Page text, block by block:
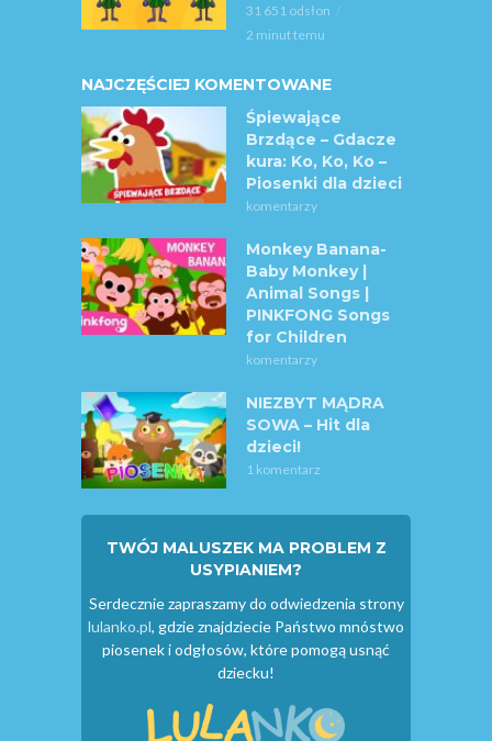
31 651 odsłon
2 minut temu
NAJCZĘŚCIEJ KOMENTOWANE
Śpiewające
Brzdące – Gdacze
kura: Ko, Ko, Ko –
Piosenki dla dzieci
komentarzy
Monkey Banana-
Baby Monkey |
Animal Songs |
PINKFONG Songs
for Children
komentarzy
NIEZBYT MĄDRA
SOWA – Hit dla
dzieci!
1 komentarz
TWÓJ MALUSZEK MA PROBLEM Z
USYPIANIEM?
Serdecznie zapraszamy do odwiedzenia strony
lulanko.pl, gdzie znajdziecie Państwo mnóstwo
piosenek i odgłosów, które pomogą usnąć
dziecku!